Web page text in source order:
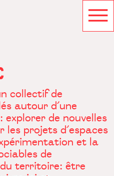
collectif de
autour d’une
de nouvelles
les projets d’espaces
et la
de
du territoire: être